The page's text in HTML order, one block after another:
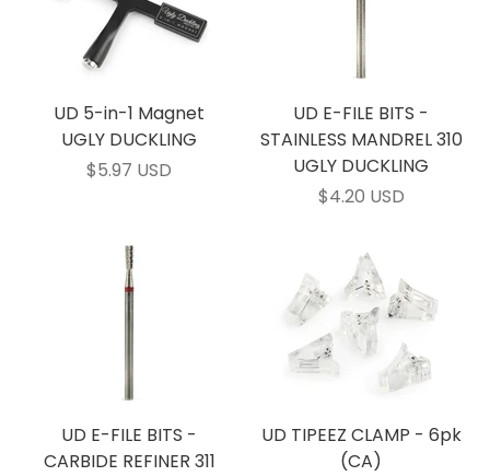
UD 5-in-1 Magnet
UGLY DUCKLING
$5.97 USD
UD E-FILE BITS -
STAINLESS MANDREL 310
UGLY DUCKLING
$4.20 USD
UD E-FILE BITS -
CARBIDE REFINER 311
UD TIPEEZ CLAMP - 6pk
(CA)